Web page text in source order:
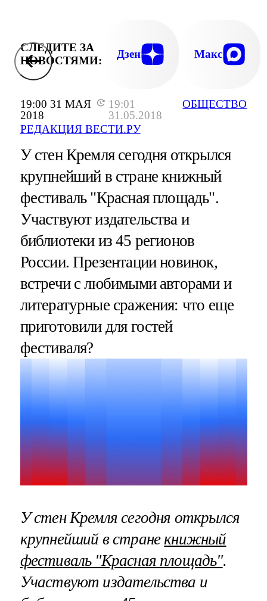
19:00 31 МАЯ
2018
19:01
31.05.2018
РЕДАКЦИЯ ВЕСТИ.РУ
ОБЩЕСТВО
СЛЕДИТЕ ЗА
НОВОСТЯМИ:
Дзен Макс
У стен Кремля сегодня открылся
крупнейший в стране книжный
фестиваль "Красная площадь".
Участвуют издательства и
библиотеки из 45 регионов
России. Презентации новинок,
встречи с любимыми авторами и
литературные сражения: что еще
приготовили для гостей
фестиваля?
У стен Кремля сегодня открылся
крупнейший в стране книжный
фестиваль "Красная площадь".
Участвуют издательства и